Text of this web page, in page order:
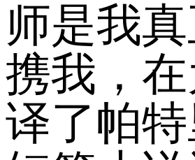
师是我
携我，
译了帕